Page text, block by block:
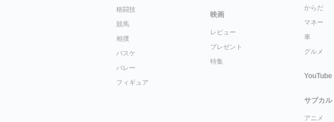
格闘技
競馬
相撲
バスケ
バレー
フィギュア
映画
レビュー
プレゼント
特集
からだ
マネー
車
グルメ
YouTube
サブカル
アニメ